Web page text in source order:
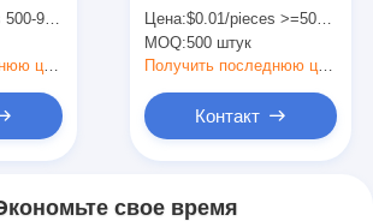
pieces
Получить последнюю цену
Заказ на заказ Тип
экологического
Цена:$0.01/pieces >=500 pieces
MOQ:500 штук
Получить последнюю цену
Контакт
свое время